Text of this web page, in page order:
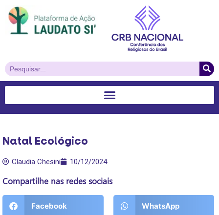
Natal Ecológico
Claudia Chesini 10/12/2024
Compartilhe nas redes sociais
Facebook WhatsApp